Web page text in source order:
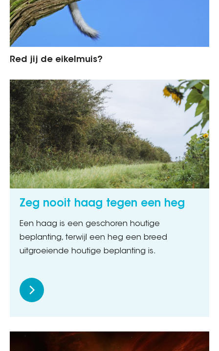
Red jij de eikelmuis?
Zeg nooit haag tegen een heg
Een haag is een geschoren houtige
beplanting, terwijl een heg een breed
uitgroeiende houtige beplanting is.